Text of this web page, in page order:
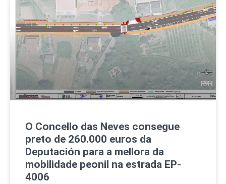
O Concello das Neves consegue
preto de 260.000 euros da
Deputación para a mellora da
mobilidade peonil na estrada EP-
4006